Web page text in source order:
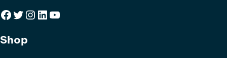
Facebook
Twitter
Instagram
LinkedIn
YouTube
Shop